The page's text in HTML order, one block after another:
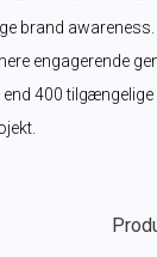
brand
engagerende
400